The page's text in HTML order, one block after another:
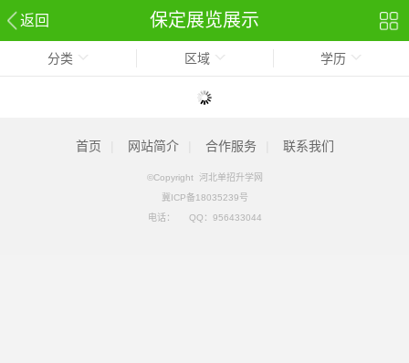
返回 保定展览展示
分类 区域 学历
首页 网站简介 合作服务 联系我们
©Copyright 河北单招升学网
冀ICP备18035239号
电话：
QQ： 956433044